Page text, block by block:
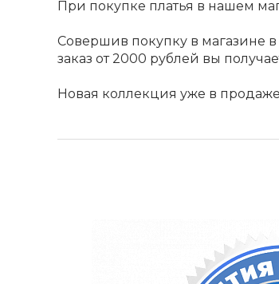
При покупке платья в нашем
Совершив покупку в магазине
заказ от 2000 рублей вы
Новая коллекция уже в